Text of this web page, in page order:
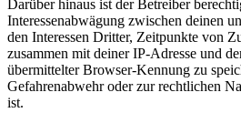
Darüber hinaus ist der Betreiber
Interessenabwägung zwischen deinen
den Interessen Dritter, Zeitpunkte von
zusammen mit deiner IP-Adresse und
übermittelter Browser-Kennung zu
Gefahrenabwehr oder zur rechtlichen
ist.